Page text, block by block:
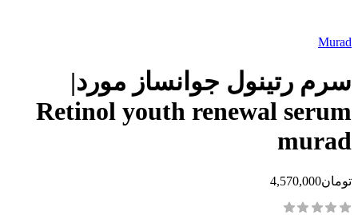
Murad
سرم رتینول جوانساز مورد|
Retinol youth renewal serum
murad
تومان4,570,000